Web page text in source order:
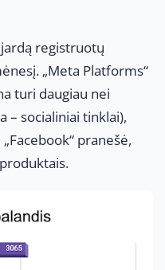
registruotų
„Meta Platforms“
turi daugiau nei
– socialiniai tinklai),
pranešė,